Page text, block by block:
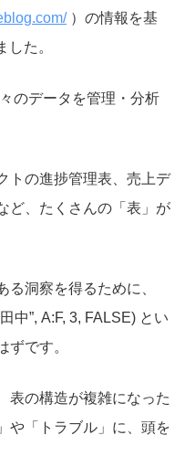
）の情報を基
た。
のデータを管理・分析
トの進捗管理表、売上デ
ど、たくさんの「表」が
洞察を得るために、
中”, A:F, 3, FALSE) とい
ずです。
表の構造が複雑になった
や「トラブル」に、頭を